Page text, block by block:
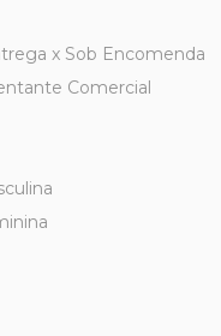
x Sob Encomenda
Comercial